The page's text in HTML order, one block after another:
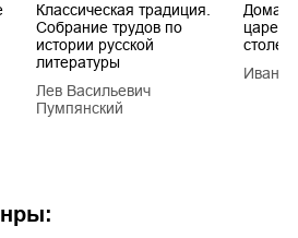
Классическая традиция.
Собрание трудов по
истории русской
литературы
Лев Васильевич
Пумпянский
царей
Иван